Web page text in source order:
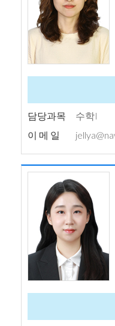
담당과목
수학I
이 메 일